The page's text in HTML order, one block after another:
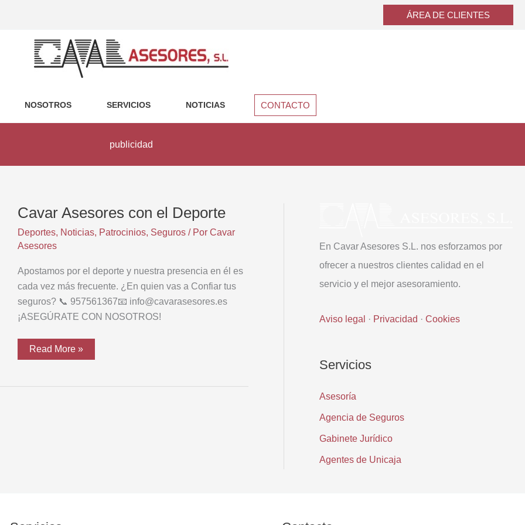
ÁREA DE CLIENTES
NOSOTROS SERVICIOS NOTICIAS CONTACTO
publicidad
Cavar Asesores con el Deporte
Deportes, Noticias, Patrocinios, Seguros/ Por Cavar
Asesores
Apostamos por el deporte y nuestra presencia en él es
cada vez más frecuente. ¿En quien vas a Confiar tus
seguros? 📞 957561367📧 info@cavarasesores.es
¡ASEGÚRATE CON NOSOTROS!
Cavar
Asesores
Deporte
Read More »
En Cavar Asesores S.L. nos esforzamos por
ofrecer a nuestros clientes calidad en el
servicio y el mejor asesoramiento.
Aviso legal · Privacidad · Cookies
Servicios
Asesoría
Agencia de Seguros
Gabinete Jurídico
Agentes de Unicaja